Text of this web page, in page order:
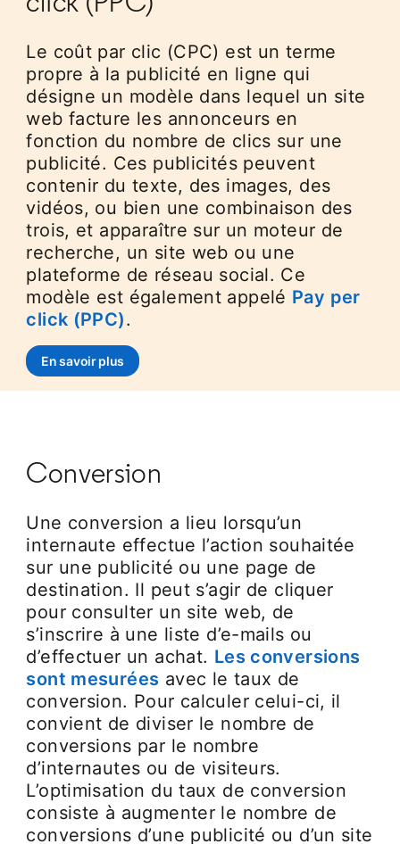
Le coût par clic (CPC) est un terme
propre à la publicité en ligne qui
désigne un modèle dans lequel un site
web facture les annonceurs en
fonction du nombre de clics sur une
publicité. Ces publicités peuvent
contenir du texte, des images, des
vidéos, ou bien une combinaison des
trois, et apparaître sur un moteur de
recherche, un site web ou une
plateforme de réseau social. Ce
modèle est également appelé Pay per
click (PPC).
En savoir plus
Conversion
Une conversion a lieu lorsqu’un
internaute effectue l’action souhaitée
sur une publicité ou une page de
destination. Il peut s’agir de cliquer
pour consulter un site web, de
s’inscrire à une liste d’e-mails ou
d’effectuer un achat. Les conversions
sont mesurées avec le taux de
conversion. Pour calculer celui-ci, il
convient de diviser le nombre de
conversions par le nombre
d’internautes ou de visiteurs.
L’optimisation du taux de conversion
consiste à augmenter le nombre de
conversions d’une publicité ou d’un site